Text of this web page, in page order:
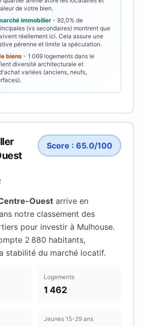
de votre bien.
immobilier - 92,0% de
(vs secondaires) montrent que
réellement ici. Cela assure une
pérenne et limite la spéculation.
biens- 1 069 logements dans le
diversité architecturale et
variées (anciens, neufs,
Score : 65.0/100
Ouest arrive en
notre classement des
pour investir à Mulhouse.
2 880 habitants,
stabilité du marché locatif.
Logements
1 462
Jeunes 15-29 ans